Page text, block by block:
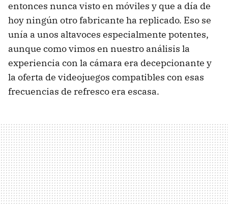
entonces nunca visto en móviles y que a día de
hoy ningún otro fabricante ha replicado. Eso se
unía a unos altavoces especialmente potentes,
aunque como vimos en nuestro análisis la
experiencia con la cámara era decepcionante y
la oferta de videojuegos compatibles con esas
frecuencias de refresco era escasa.